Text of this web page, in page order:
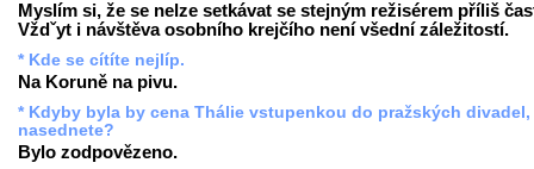
Myslím si, že se nelze setkávat se stejným režisérem příliš
Vždˇyt i návštěva osobního krejčího není všední záležitostí.
* Kde se cítíte nejlíp.
Na Koruně na pivu.
* Kdyby byla by cena Thálie vstupenkou do pražských divadel,
nasednete?
Bylo zodpovězeno.